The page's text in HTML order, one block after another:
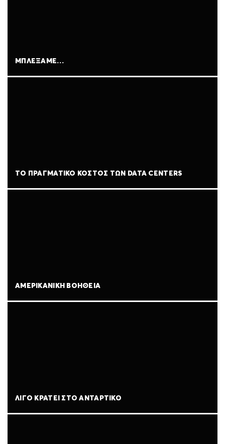
ΜΠΛΈΞΑΜΕ…
ΤΟ ΠΡΑΓΜΑΤΙΚΌ ΚΌΣΤΟΣ ΤΩΝ DATA CENTERS
ΑΜΕΡΙΚΑΝΙΚΉ ΒΟΉΘΕΙΑ
ΛΊΓΟ ΚΡΆΤΕΙ ΣΤΟ ΑΝΤΆΡΤΙΚΟ